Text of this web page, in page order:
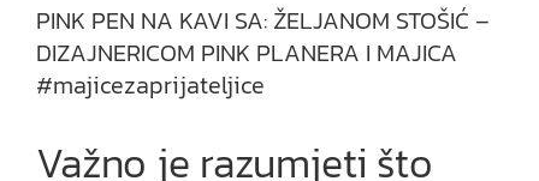
PINK PEN NA KAVI SA: ŽELJANOM STOŠIĆ –
DIZAJNERICOM PINK PLANERA I MAJICA
#majicezaprijateljice
Važno je razumjeti što